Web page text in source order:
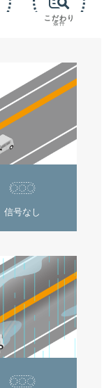
こだわり
条件
信号なし